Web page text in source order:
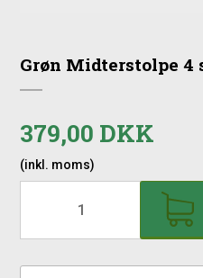
Grøn Midterstolpe 4
379,00 DKK
(inkl. moms)